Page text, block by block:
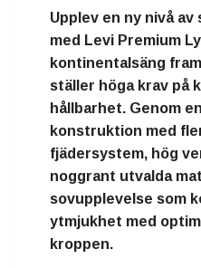
Upplev en ny nivå
med Levi Premium
kontinentalsäng
ställer höga krav på
hållbarhet. Genom
konstruktion med
fjädersystem, hög
noggrant utvalda
sovupplevelse som
ytmjukhet med
kroppen.